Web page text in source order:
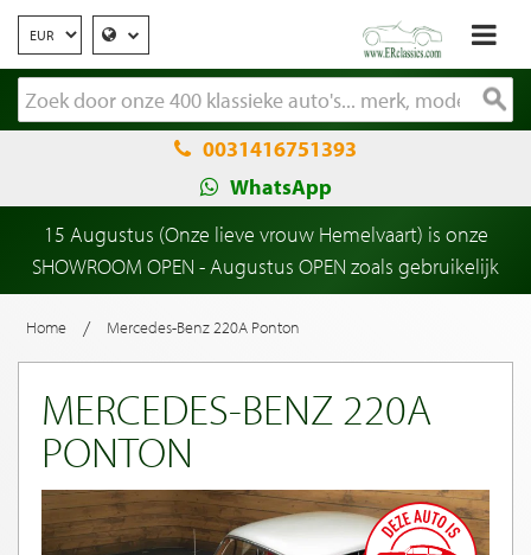
0031416751393
WhatsApp
15 Augustus (Onze lieve vrouw Hemelvaart) is onze
SHOWROOM OPEN - Augustus OPEN zoals gebruikelijk
Home / Mercedes-Benz 220A Ponton
MERCEDES-BENZ 220A
PONTON